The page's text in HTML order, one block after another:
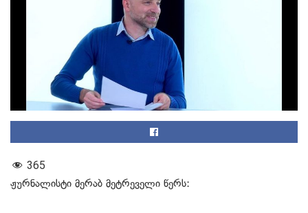
365
ჟურნალისტი მერაბ მეტრეველი წერს: